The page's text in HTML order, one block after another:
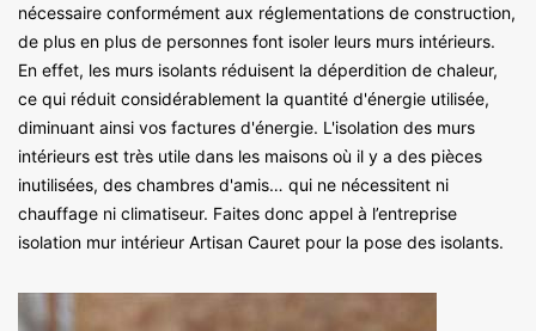
nécessaire conformément aux réglementations de construction,
de plus en plus de personnes font isoler leurs murs intérieurs.
En effet, les murs isolants réduisent la déperdition de chaleur,
ce qui réduit considérablement la quantité d'énergie utilisée,
diminuant ainsi vos factures d'énergie. L'isolation des murs
intérieurs est très utile dans les maisons où il y a des pièces
inutilisées, des chambres d'amis… qui ne nécessitent ni
chauffage ni climatiseur. Faites donc appel à l’entreprise
isolation mur intérieur Artisan Cauret pour la pose des isolants.